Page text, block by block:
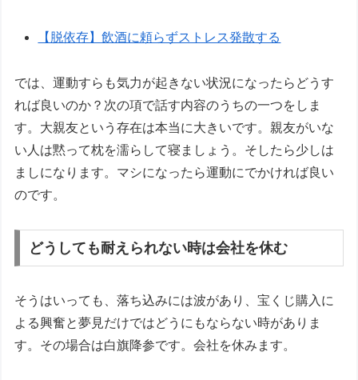
【脱依存】飲酒に頼らずストレス発散する
では、運動すらも気力が起きない状況になったらどうす
れば良いのか？次の項で話す内容のうちの一つをしま
す。大親友という存在は本当に大きいです。親友がいな
い人は黙って枕を濡らして寝ましょう。そしたら少しは
ましになります。マシになったら運動にでかければ良い
のです。
どうしても耐えられない時は会社を休む
そうはいっても、落ち込みには波があり、宝くじ購入に
よる興奮と夢見だけではどうにもならない時がありま
す。その場合は白旗降参です。会社を休みます。